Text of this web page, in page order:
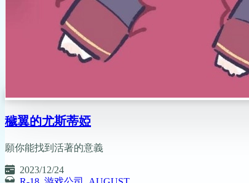
穢翼的尤斯蒂婭
願你能找到活著的意義
2023/12/24